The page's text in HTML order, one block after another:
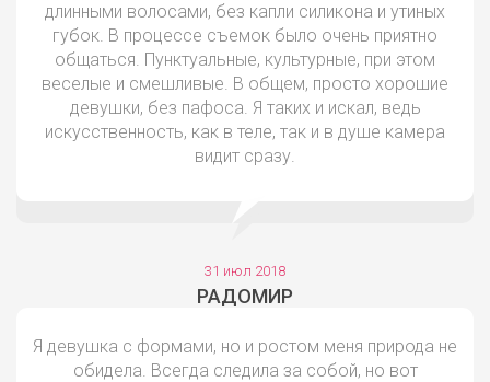
длинными волосами, без капли силикона и утиных
губок. В процессе съемок было очень приятно
общаться. Пунктуальные, культурные, при этом
веселые и смешливые. В общем, просто хорошие
девушки, без пафоса. Я таких и искал, ведь
искусственность, как в теле, так и в душе камера
видит сразу.
31 июл 2018
РАДОМИР
Я девушка с формами, но и ростом меня природа не
обидела. Всегда следила за собой, но вот